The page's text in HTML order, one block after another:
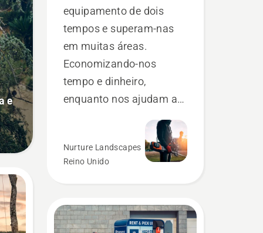
e
equipamento de dois
tempos e superam-nas
em muitas áreas.
Economizando-nos
tempo e dinheiro,
enquanto nos ajudam a
Nurture Landscapes
Reino Unido